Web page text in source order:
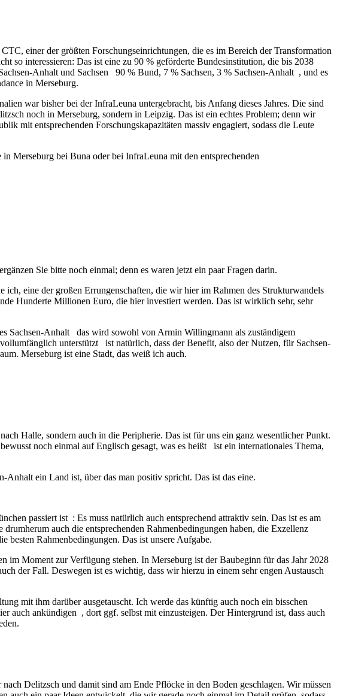
einer der größten Forschungseinrichtungen, die es im Bereich der Transformation
so interessieren: Das ist eine zu 90 % geförderte Bundesinstitution, die bis 2038
Anhalt und Sachsen 90 % Bund, 7 % Sachsen, 3 % Sachsen-Anhalt , und es
in Merseburg.
war bisher bei der InfraLeuna untergebracht, bis Anfang dieses Jahres. Die sind
noch in Merseburg, sondern in Leipzig. Das ist ein echtes Problem; denn wir
mit entsprechenden Forschungskapazitäten massiv engagiert, sodass die Leute
Merseburg bei Buna oder bei InfraLeuna mit den entsprechenden
Sie bitte noch einmal; denn es waren jetzt ein paar Fragen darin.
eine der großen Errungenschaften, die wir hier im Rahmen des Strukturwandels
Hunderte Millionen Euro, die hier investiert werden. Das ist wirklich sehr, sehr
Sachsen-Anhalt das wird sowohl von Armin Willingmann als zuständigem
unterstützt ist natürlich, dass der Benefit, also der Nutzen, für Sachsen-
Merseburg ist eine Stadt, das weiß ich auch.
Halle, sondern auch in die Peripherie. Das ist für uns ein ganz wesentlicher Punkt.
noch einmal auf Englisch gesagt, was es heißt ist ein internationales Thema,
ein Land ist, über das man positiv spricht. Das ist das eine.
passiert ist : Es muss natürlich auch entsprechend attraktiv sein. Das ist es am
auch die entsprechenden Rahmenbedingungen haben, die Exzellenz
besten Rahmenbedingungen. Das ist unsere Aufgabe.
im Moment zur Verfügung stehen. In Merseburg ist der Baubeginn für das Jahr 2028
der Fall. Deswegen ist es wichtig, dass wir hierzu in einem sehr engen Austausch
mit ihm darüber ausgetauscht. Ich werde das künftig auch noch ein bisschen
auch ankündigen , dort ggf. selbst mit einzusteigen. Der Hintergrund ist, dass auch
Delitzsch und damit sind am Ende Pflöcke in den Boden geschlagen. Wir müssen